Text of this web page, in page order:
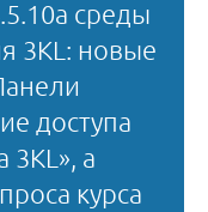
+7 495 229-30-72
среды
3KL: новые
доступа
3KL», а
курса